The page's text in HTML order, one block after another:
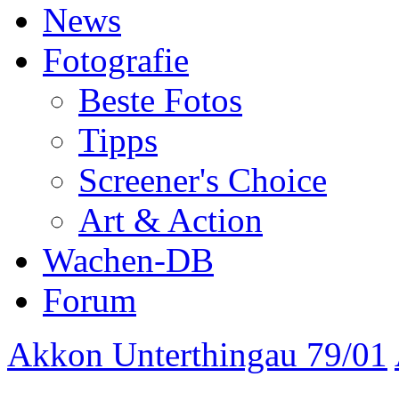
News
Fotografie
Beste Fotos
Tipps
Screener's Choice
Art & Action
Wachen-DB
Forum
Akkon Unterthingau 79/01